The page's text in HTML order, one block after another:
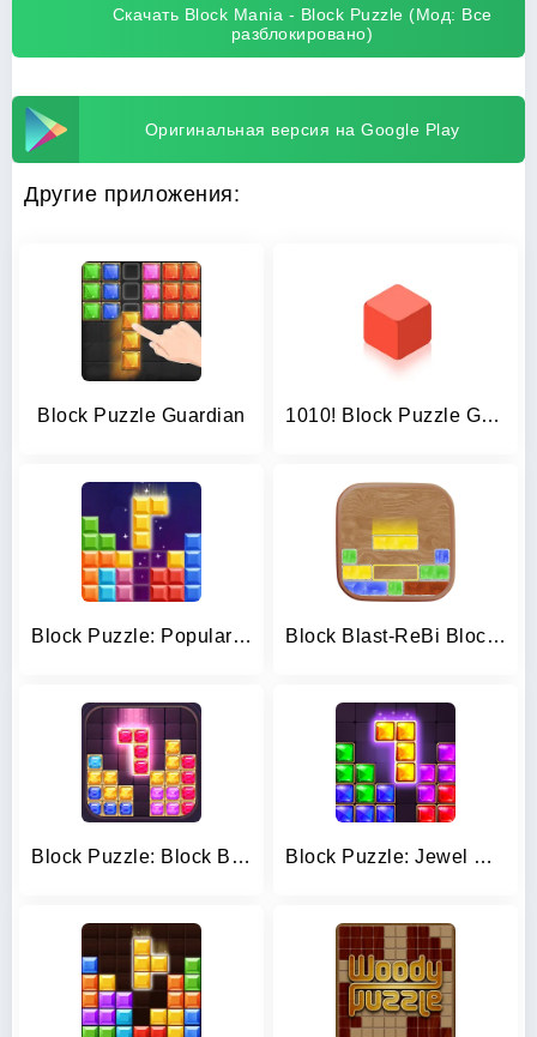
Скачать Block Mania - Block Puzzle (Мод: Все
разблокировано)
Оригинальная версия на Google Play
Другие приложения:
Block Puzzle Guardian 1010! Block Puzzle Game
Block Puzzle: Popular Game Block Blast-ReBi Block Puzzle
Block Puzzle: Block Blast! Block Puzzle: Jewel Blast Game